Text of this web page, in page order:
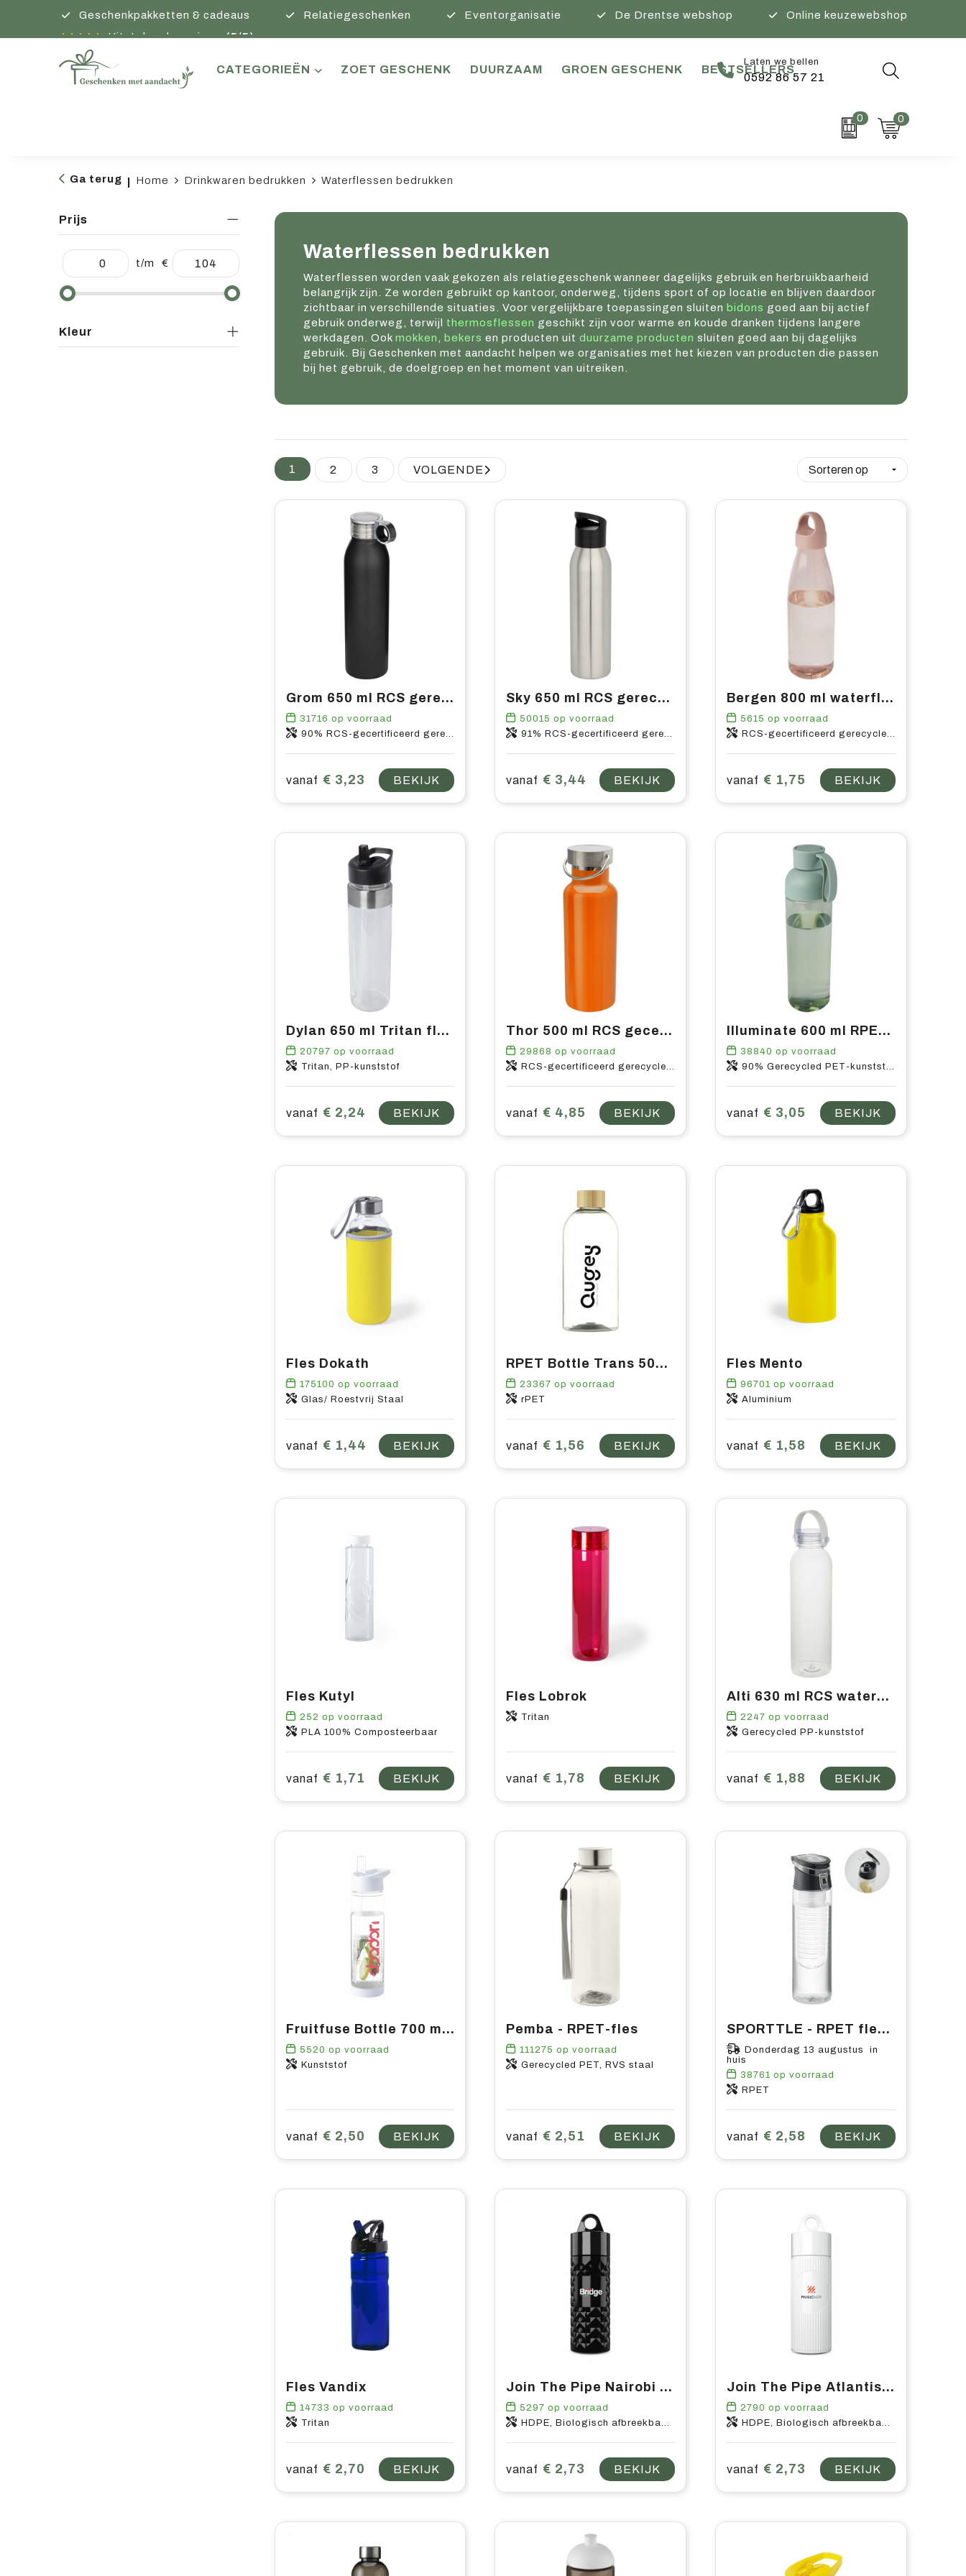
Geschenkpakketten & cadeaus Relatiegeschenken Eventorganisatie De Drentse webshop
Online keuzewebshop
Uitstekende reviews(5/5)
CATEGORIEËN ZOET GESCHENK DUURZAAM GROEN GESCHENK BESTSELLERS
Laten we bellen
0592 86 57 21
0 0
Ga terug Home Drinkwaren bedrukken Waterflessen bedrukken
Prijs
t/m €
Kleur
Waterflessen bedrukken
Waterflessen worden vaak gekozen als relatiegeschenk wanneer dagelijks gebruik en herbruikbaarheid
belangrijk zijn. Ze worden gebruikt op kantoor, onderweg, tijdens sport of op locatie en blijven daardoor
zichtbaar in verschillende situaties. Voor vergelijkbare toepassingen sluiten bidons goed aan bij actief
gebruik onderweg, terwijl thermosflessen geschikt zijn voor warme en koude dranken tijdens langere
werkdagen. Ook mokken bekers en producten uit duurzame producten sluiten goed aan bij dagelijks
gebruik. Bij Geschenken met aandacht helpen we organisaties met het kiezen van producten die passen
bij het gebruik, de doelgroep en het moment van uitreiken.
1 2 3 VOLGENDE
Grom 650 ml RCS gerecyclede roestvrijstalen waterfles
31716 op voorraad
90% RCS-gecertificeerd gerecycled roestvrij staal en 10% PS-kunststof
vanaf € 3,23 BEKIJK
Sky 650 ml RCS gerecyclede enkelwandige roestvrijstalen waterfles
50015 op voorraad
91% RCS-gecertificeerd gerecycled roestvrij staal, 10% PP-kunststof
vanaf € 3,44 BEKIJK
Bergen 800 ml waterfles van gerecycled plastic
5615 op voorraad
RCS-gecertificeerd gerecycled PET-kunststof
vanaf € 1,75 BEKIJK
Dylan 650 ml Tritan fles met tuitdeksel
20797 op voorraad
Tritan, PP-kunststof
vanaf € 2,24 BEKIJK
Thor 500 ml RCS gecertificeerde waterfles van gerecycled roestvrijstaal
29868 op voorraad
RCS-gecertificeerd gerecycled roestvrij staal
vanaf € 4,85 BEKIJK
Illuminate 600 ml RPET waterfles
38840 op voorraad
90% Gerecycled PET-kunststof, 10% PP-kunststof
vanaf € 3,05 BEKIJK
Fles Dokath
175100 op voorraad
Glas/ Roestvrij Staal
vanaf € 1,44 BEKIJK
RPET Bottle Trans 500 ml waterfles
23367 op voorraad
rPET
vanaf € 1,56 BEKIJK
Fles Mento
96701 op voorraad
Aluminium
vanaf € 1,58 BEKIJK
Fles Kutyl
252 op voorraad
PLA 100% Composteerbaar
vanaf € 1,71 BEKIJK
Fles Lobrok
Tritan
vanaf € 1,78 BEKIJK
Alti 630 ml RCS waterfles van gerecycled plastic
2247 op voorraad
Gerecycled PP-kunststof
vanaf € 1,88 BEKIJK
Fruitfuse Bottle 700 ml drinkfles
5520 op voorraad
Kunststof
vanaf € 2,50 BEKIJK
Pemba - RPET-fles
111275 op voorraad
Gerecycled PET, RVS staal
vanaf € 2,51 BEKIJK
SPORTTLE - RPET fles 500ml
Donderdag 13 augustus in
huis
38761 op voorraad
RPET
vanaf € 2,58 BEKIJK
Fles Vandix
14733 op voorraad
Tritan
vanaf € 2,70 BEKIJK
Join The Pipe Nairobi Bottle 500 ml waterfles
5297 op voorraad
HDPE, Biologisch afbreekbaar plastic
vanaf € 2,73 BEKIJK
Join The Pipe Atlantis Bottle 500 ml waterfles
2790 op voorraad
HDPE, Biologisch afbreekbaar plastic
vanaf € 2,73 BEKIJK